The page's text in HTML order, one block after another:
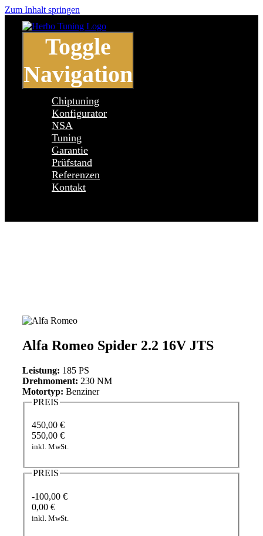
Zum Inhalt springen
Toggle
Navigation
Chiptuning
Konfigurator
NSA
Tuning
Garantie
Prüfstand
Referenzen
Kontakt
Alfa Romeo Spider 2.2 16V JTS
Leistung: 185 PS
Drehmoment: 230 NM
Motortyp: Benziner
PREIS
450,00 €
550,00 €
inkl. MwSt.
PREIS
-100,00 €
0,00 €
inkl. MwSt.